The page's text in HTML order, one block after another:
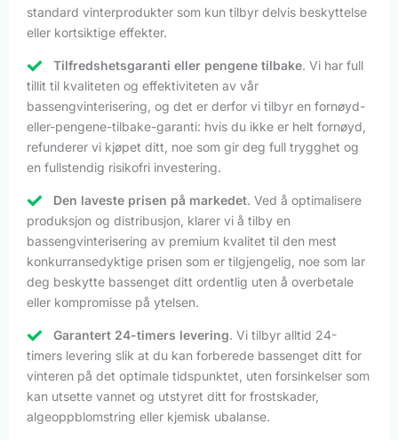
standard vinterprodukter som kun tilbyr delvis beskyttelse
eller kortsiktige effekter.
Tilfredshetsgaranti eller pengene tilbake. Vi har full
tillit til kvaliteten og effektiviteten av vår
bassengvinterisering, og det er derfor vi tilbyr en fornøyd-
eller-pengene-tilbake-garanti: hvis du ikke er helt fornøyd,
refunderer vi kjøpet ditt, noe som gir deg full trygghet og
en fullstendig risikofri investering.
Den laveste prisen på markedet. Ved å optimalisere
produksjon og distribusjon, klarer vi å tilby en
bassengvinterisering av premium kvalitet til den mest
konkurransedyktige prisen som er tilgjengelig, noe som lar
deg beskytte bassenget ditt ordentlig uten å overbetale
eller kompromisse på ytelsen.
Garantert 24-timers levering. Vi tilbyr alltid 24-
timers levering slik at du kan forberede bassenget ditt for
vinteren på det optimale tidspunktet, uten forsinkelser som
kan utsette vannet og utstyret ditt for frostskader,
algeoppblomstring eller kjemisk ubalanse.